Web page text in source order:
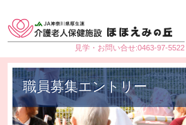
見学・お問い合せ:0463-97-5522
職員募集エントリー